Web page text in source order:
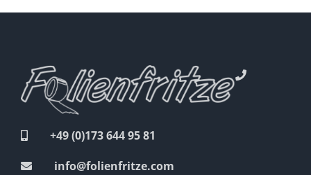
+49 (0)173 644 95 81
info@folienfritze.com